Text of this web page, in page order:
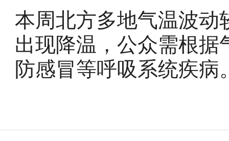
本周北方多地气温波动
出现降温，公众需根
防感冒等呼吸系统疾病